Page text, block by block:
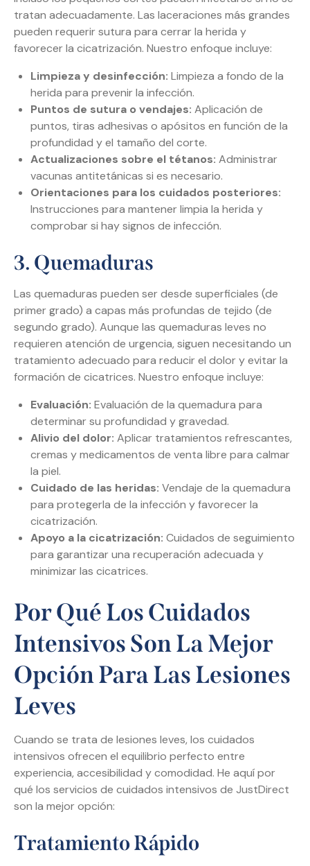
tratan adecuadamente. Las laceraciones más grandes
pueden requerir sutura para cerrar la herida y
favorecer la cicatrización. Nuestro enfoque incluye:
Limpieza y desinfección: Limpieza a fondo de la
herida para prevenir la infección.
Puntos de sutura o vendajes: Aplicación de
puntos, tiras adhesivas o apósitos en función de la
profundidad y el tamaño del corte.
Actualizaciones sobre el tétanos: Administrar
vacunas antitetánicas si es necesario.
Orientaciones para los cuidados posteriores:
Instrucciones para mantener limpia la herida y
comprobar si hay signos de infección.
3. Quemaduras
Las quemaduras pueden ser desde superficiales (de
primer grado) a capas más profundas de tejido (de
segundo grado). Aunque las quemaduras leves no
requieren atención de urgencia, siguen necesitando un
tratamiento adecuado para reducir el dolor y evitar la
formación de cicatrices. Nuestro enfoque incluye:
Evaluación: Evaluación de la quemadura para
determinar su profundidad y gravedad.
Alivio del dolor: Aplicar tratamientos refrescantes,
cremas y medicamentos de venta libre para calmar
la piel.
Cuidado de las heridas: Vendaje de la quemadura
para protegerla de la infección y favorecer la
cicatrización.
Apoyo a la cicatrización: Cuidados de seguimiento
para garantizar una recuperación adecuada y
minimizar las cicatrices.
Por Qué Los Cuidados
Intensivos Son La Mejor
Opción Para Las Lesiones
Leves
Cuando se trata de lesiones leves, los cuidados
intensivos ofrecen el equilibrio perfecto entre
experiencia, accesibilidad y comodidad. He aquí por
qué los servicios de cuidados intensivos de JustDirect
son la mejor opción:
Tratamiento Rápido